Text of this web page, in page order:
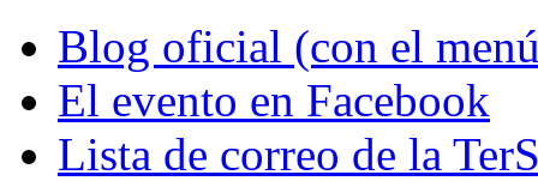
Blog oficial (con el
El evento en Facebook
Lista de correo de la